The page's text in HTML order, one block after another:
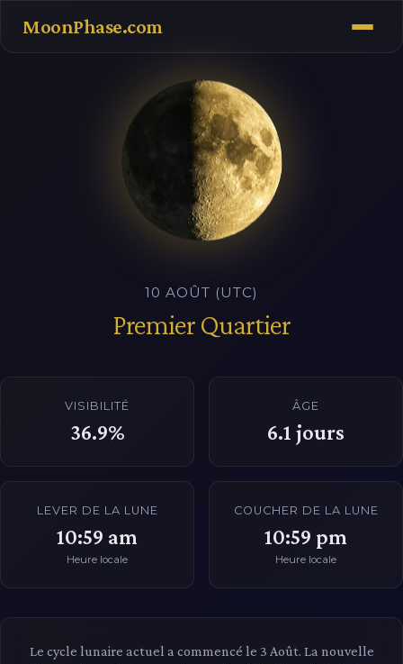
MoonPhase.com
10 AOÛT (UTC)
Premier Quartier
VISIBILITÉ
36.9%
ÂGE
6.1 jours
LEVER DE LA LUNE
10:59 am
Heure locale
COUCHER DE LA LUNE
10:59 pm
Heure locale
Le cycle lunaire actuel a commencé le 3 Août. La nouvelle